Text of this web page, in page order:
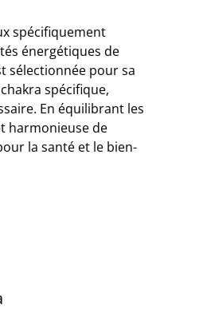
spécifiquement
énergétiques de
sélectionnée pour sa
spécifique,
En équilibrant les
harmonieuse de
la santé et le bien-